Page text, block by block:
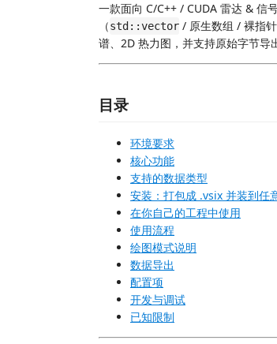
一款面向 C/C++ / CUDA 雷达 & 信
（std::vector / 原生数组 / 裸指
谱、2D 热力图，并支持原始字节导
目录
环境要求
核心功能
支持的数据类型
安装：打包成 .vsix 并装到任
在你自己的工程中使用
使用流程
绘图模式说明
数据导出
配置项
开发与调试
已知限制